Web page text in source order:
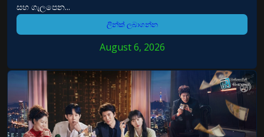
සහ ගැලපෙන...
ලින්ක් ලබාගන්න
August 6, 2026